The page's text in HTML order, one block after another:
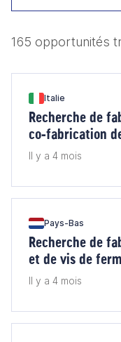
165 opportunités
Italie
Recherche de
co‑fabrication
de tempeh (Italie)
Il y a 4 mois
Pays-Bas
Recherche de
et de vis de
Pays-Bas
Il y a 4 mois